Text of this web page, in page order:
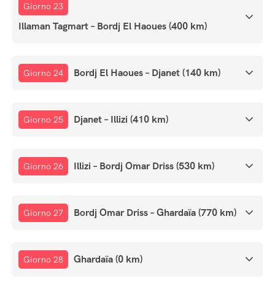
Giorno 23
Illaman Tagmart – Bordj El Haoues (400 km)
Giorno 24 Bordj El Haoues – Djanet (140 km)
Giorno 25 Djanet – Illizi (410 km)
Giorno 26 Illizi – Bordj Omar Driss (530 km)
Giorno 27 Bordj Omar Driss – Ghardaïa (770 km)
Giorno 28 Ghardaïa (0 km)